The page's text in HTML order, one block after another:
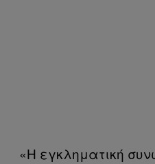
«Η εγκληματική